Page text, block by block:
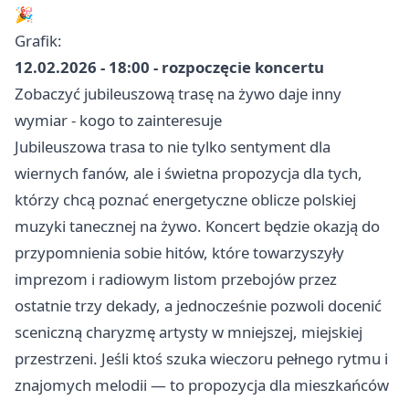
🎉
Grafik:
12.02.2026 - 18:00 - rozpoczęcie koncertu
Zobaczyć jubileuszową trasę na żywo daje inny
wymiar - kogo to zainteresuje
Jubileuszowa trasa to nie tylko sentyment dla
wiernych fanów, ale i świetna propozycja dla tych,
którzy chcą poznać energetyczne oblicze polskiej
muzyki tanecznej na żywo. Koncert będzie okazją do
przypomnienia sobie hitów, które towarzyszyły
imprezom i radiowym listom przebojów przez
ostatnie trzy dekady, a jednocześnie pozwoli docenić
sceniczną charyzmę artysty w mniejszej, miejskiej
przestrzeni. Jeśli ktoś szuka wieczoru pełnego rytmu i
znajomych melodii — to propozycja dla mieszkańców